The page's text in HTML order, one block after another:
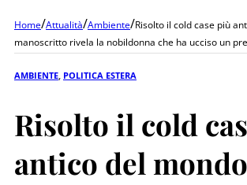
Home/Attualità/Ambiente/Risolto il cold case più
manoscritto rivela la nobildonna che ha ucciso un
AMBIENTE POLITICA ESTERA
Risolto il cold
antico del